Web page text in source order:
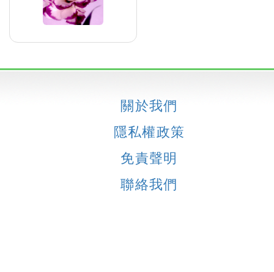
關於我們
隱私權政策
免責聲明
聯絡我們